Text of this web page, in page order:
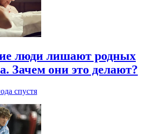
люди лишают родных
Зачем они это делают?
спустя